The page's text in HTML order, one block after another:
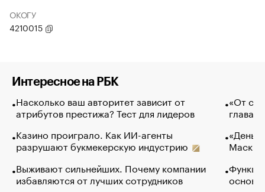
ОКОГУ
4210015
Интересное на РБК
Насколько ваш авторитет зависит от
атрибутов престижа? Тест для лидеров
Казино проиграло. Как ИИ-агенты
разрушают букмекерскую индустрию
Выживают сильнейших. Почему компании
избавляются от лучших сотрудников
«От
глава
Маск в
основ